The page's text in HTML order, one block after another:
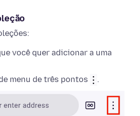
você quer adicionar a uma
menu de três pontos
.